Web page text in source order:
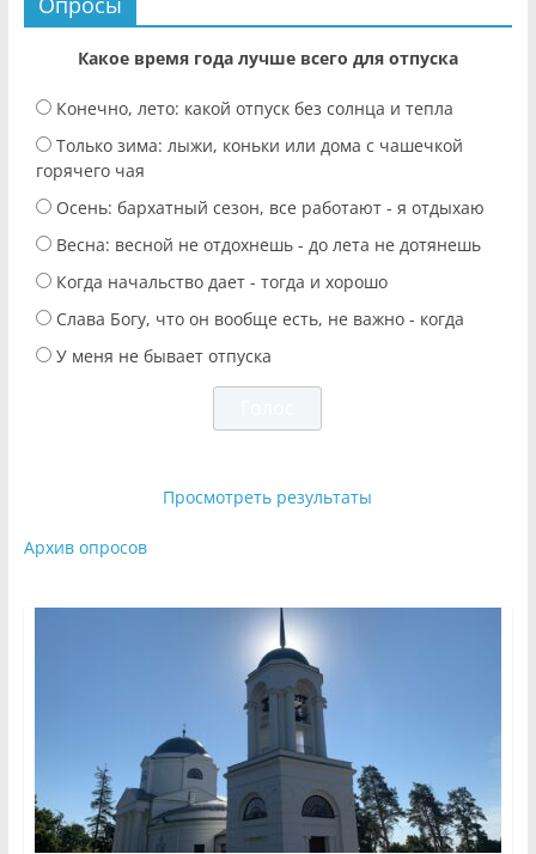
Какое время года лучше всего для отпуска
Конечно, лето: какой отпуск без солнца и тепла
Только зима: лыжи, коньки или дома с чашечкой
горячего чая
Осень: бархатный сезон, все работают - я отдыхаю
Весна: весной не отдохнешь - до лета не дотянешь
Когда начальство дает - тогда и хорошо
Слава Богу, что он вообще есть, не важно - когда
У меня не бывает отпуска
Просмотреть результаты
Архив опросов